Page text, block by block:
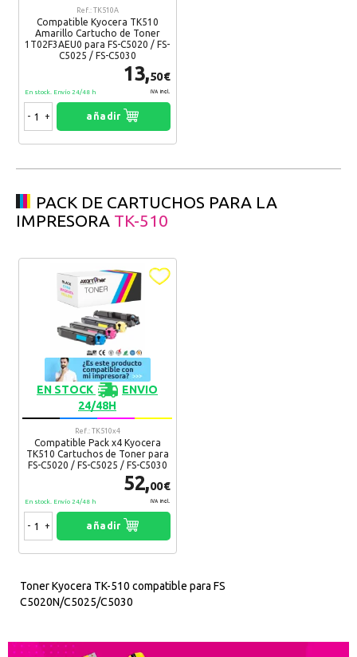
Ref.: TK510A
Compatible Kyocera TK510
Amarillo Cartucho de Toner
1T02F3AEU0 para FS-C5020 / FS-
C5025 / FS-C5030
13,50€
IVA Incl.
En stock. Envío 24/48 h
- + añadir
PACK DE CARTUCHOS PARA LA
IMPRESORA TK-510
EN STOCK
ENVIO
24/48H
Ref.: TK510x4
Compatible Pack x4 Kyocera
TK510 Cartuchos de Toner para
FS-C5020 / FS-C5025 / FS-C5030
52,00€
IVA Incl.
En stock. Envío 24/48 h
- + añadir
Toner Kyocera TK-510 compatible para FS
C5020N/C5025/C5030